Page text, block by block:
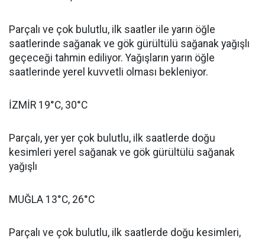
Parçalı ve çok bulutlu, ilk saatler ile yarın öğle
saatlerinde sağanak ve gök gürültülü sağanak yağışlı
geçeceği tahmin ediliyor. Yağışların yarın öğle
saatlerinde yerel kuvvetli olması bekleniyor.
İZMİR 19°C, 30°C
Parçalı, yer yer çok bulutlu, ilk saatlerde doğu
kesimleri yerel sağanak ve gök gürültülü sağanak
yağışlı
MUĞLA 13°C, 26°C
Parçalı ve çok bulutlu, ilk saatlerde doğu kesimleri,